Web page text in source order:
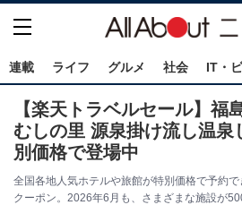
連載 ライフ グルメ 社会 IT・
【楽天トラベルセール】福
むしの里 源泉掛け流し温泉
別価格で登場中
全国各地人気ホテルや旅館が特別価格で予約
クーポン。2026年6月も、さまざまな施設が